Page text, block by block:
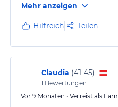
Mehr anzeigen
Hilfreich Teilen
Claudia (41-45)
1 Bewertungen
Vor 9 Monaten • Verreist als